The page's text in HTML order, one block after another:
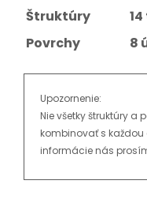
Štruktúry
Povrchy
8
Upozornenie:
Nie všetky štruktúry a
kombinovať s každou
informácie nás